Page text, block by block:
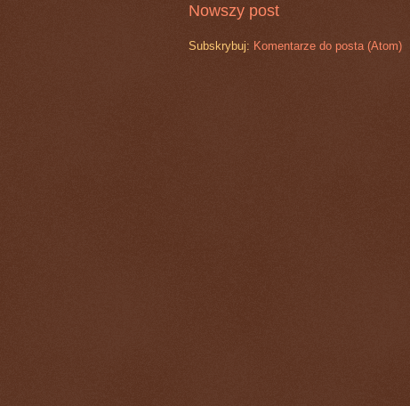
Nowszy post
Subskrybuj: Komentarze do posta (Atom)